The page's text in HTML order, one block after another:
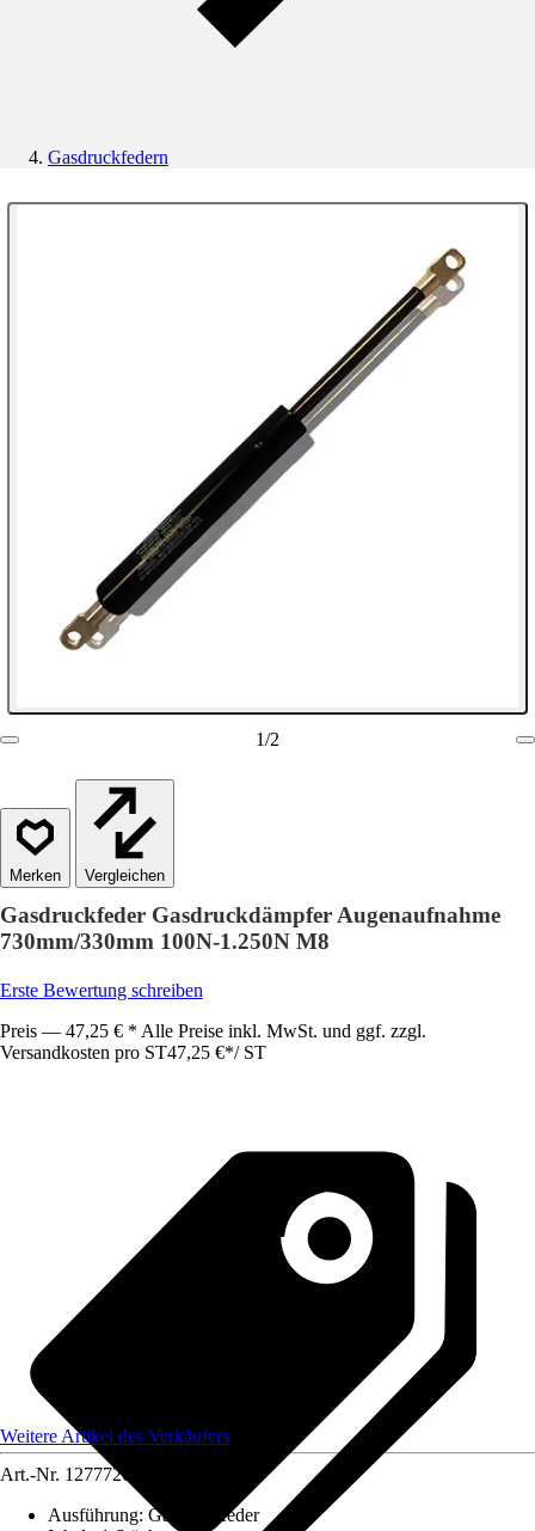
Gasdruckfedern
1/2
Vergleichen
Gasdruckfeder Gasdruckdämpfer Augenaufnahme
730mm/330mm 100N-1.250N M8
Erste Bewertung schreiben
Preis — 47,25 € * Alle Preise inkl. MwSt. und ggf. zzgl.
Versandkosten pro ST47,25 €*/ ST
Weitere Artikel des Verkäufers
Art.-Nr. 12777204
Ausführung: Gasdruckfeder